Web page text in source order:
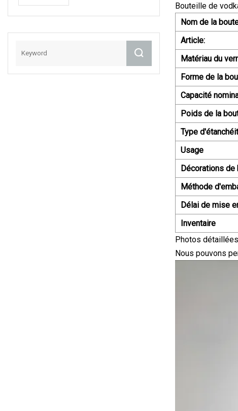
Gros, Bouteille En
Ml Avec Compte-
Gouttes En Verre
Essentielle
Bouteille de
Nom de la
Article:
Matériau du
Forme de la
Capacité
Poids de la
Type
Usage
Décorations
Méthode
Délai de mise
Inventaire
Photos détaillées
Nous pouvons